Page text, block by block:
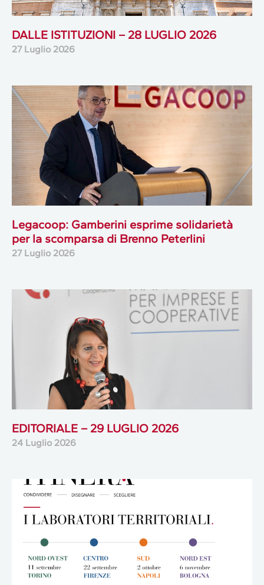
DALLE ISTITUZIONI – 28 LUGLIO 2026
27 Luglio 2026
Legacoop: Gamberini esprime solidarietà
per la scomparsa di Brenno Peterlini
27 Luglio 2026
EDITORIALE – 29 LUGLIO 2026
24 Luglio 2026